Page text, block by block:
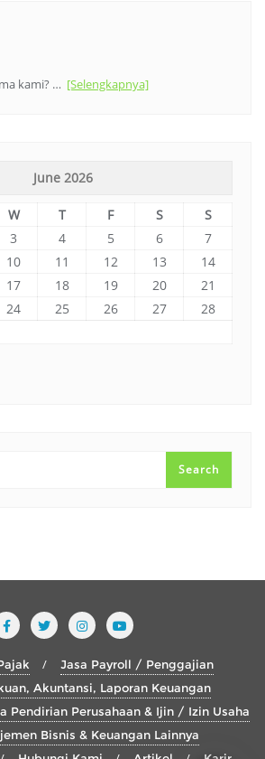
kami? … [Selengkapnya]
June 2026
W T F S
S
3 4 5 6
7
10 11 12 13
14
17 18 19 20
21
24 25 26 27
28
Jasa Payroll / Penggajian
Akuntansi, Laporan Keuangan
Pendirian Perusahaan & Ijin / Izin Usaha
Bisnis & Keuangan Lainnya